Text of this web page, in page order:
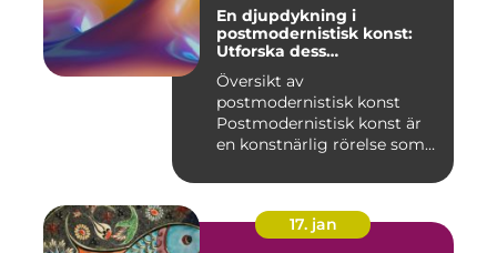
En djupdykning i
postmodernistisk konst:
Utforska dess
mångfasetterade natur
Översikt av
postmodernistisk konst
Postmodernistisk konst är
en konstnärlig rörelse som
17. jan